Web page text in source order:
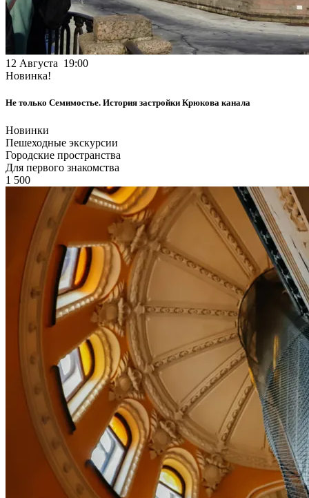
12 Августа 19:00
Новинка!
Не только Семимостье. История застройки Крюкова канала
Новинки
Пешеходные экскурсии
Городские пространства
Для первого знакомства
1 500